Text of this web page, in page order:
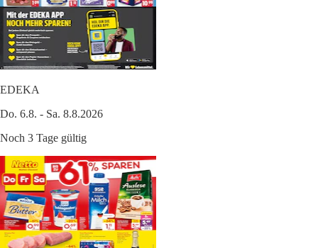
EDEKA
Do. 6.8. - Sa. 8.8.2026
Noch 3 Tage gültig